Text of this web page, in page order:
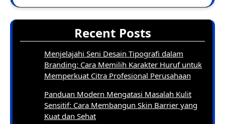
Recent Posts
Menjelajahi Seni Desain Tipografi dalam
Branding: Cara Memilih Karakter Huruf untuk
Memperkuat Citra Profesional Perusahaan
Panduan Modern Mengatasi Masalah Kulit
Sensitif: Cara Membangun Skin Barrier yang
Kuat dan Sehat